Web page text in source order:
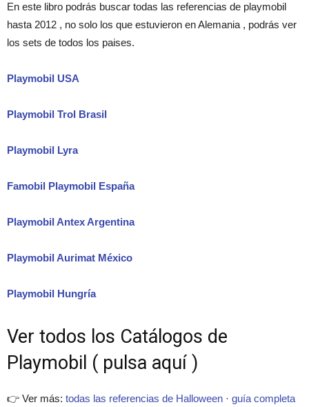
En este libro podrás buscar todas las referencias de playmobil
hasta 2012 , no solo los que estuvieron en Alemania , podrás ver
los sets de todos los paises.
Playmobil USA
Playmobil Trol Brasil
Playmobil Lyra
Famobil Playmobil España
Playmobil Antex Argentina
Playmobil Aurimat México
Playmobil Hungría
Ver todos los Catálogos de
Playmobil ( pulsa aquí )
👉 Ver más: todas las referencias de Halloween · guía completa